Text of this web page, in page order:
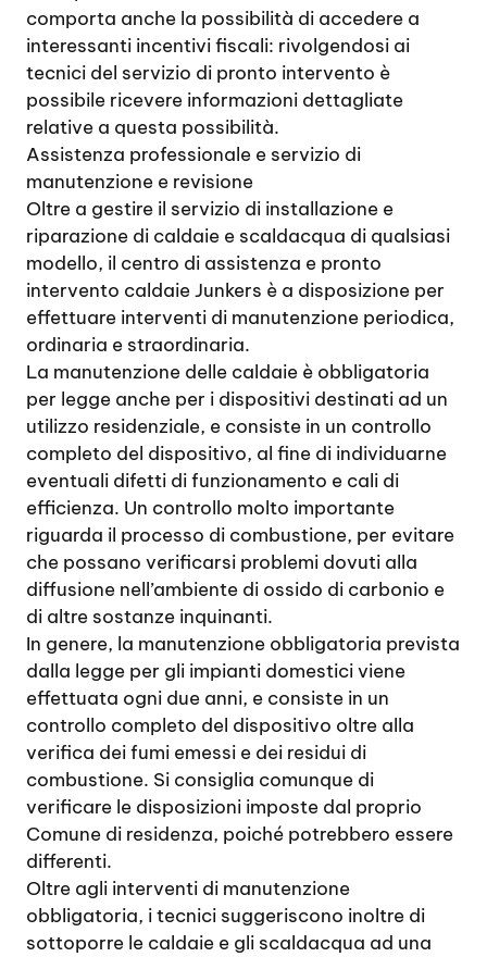
comporta anche la possibilità di accedere a
interessanti incentivi fiscali: rivolgendosi ai
tecnici del servizio di pronto intervento è
possibile ricevere informazioni dettagliate
relative a questa possibilità.
Assistenza professionale e servizio di
manutenzione e revisione
Oltre a gestire il servizio di installazione e
riparazione di caldaie e scaldacqua di qualsiasi
modello, il centro di assistenza e pronto
intervento caldaie Junkers è a disposizione per
effettuare interventi di manutenzione periodica,
ordinaria e straordinaria.
La manutenzione delle caldaie è obbligatoria
per legge anche per i dispositivi destinati ad un
utilizzo residenziale, e consiste in un controllo
completo del dispositivo, al fine di individuarne
eventuali difetti di funzionamento e cali di
efficienza. Un controllo molto importante
riguarda il processo di combustione, per evitare
che possano verificarsi problemi dovuti alla
diffusione nell’ambiente di ossido di carbonio e
di altre sostanze inquinanti.
In genere, la manutenzione obbligatoria prevista
dalla legge per gli impianti domestici viene
effettuata ogni due anni, e consiste in un
controllo completo del dispositivo oltre alla
verifica dei fumi emessi e dei residui di
combustione. Si consiglia comunque di
verificare le disposizioni imposte dal proprio
Comune di residenza, poiché potrebbero essere
differenti.
Oltre agli interventi di manutenzione
obbligatoria, i tecnici suggeriscono inoltre di
sottoporre le caldaie e gli scaldacqua ad una